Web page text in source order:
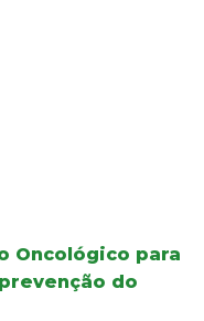
Oncológico para
do